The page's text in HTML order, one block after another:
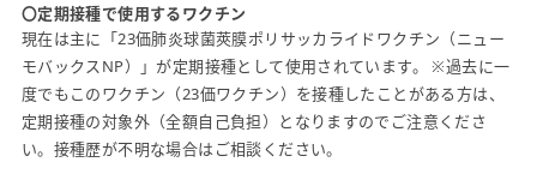
〇定期接種で使用するワクチン
現在は主に「23価肺炎球菌莢膜ポリサッカライドワクチン（ニュー
モバックスNP）」が定期接種として使用されています。 ※過去に一
度でもこのワクチン（23価ワクチン）を接種したことがある方は、
定期接種の対象外（全額自己負担）となりますのでご注意くださ
い。接種歴が不明な場合はご相談ください。